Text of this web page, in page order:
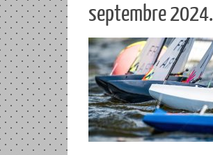
septembre 2024.